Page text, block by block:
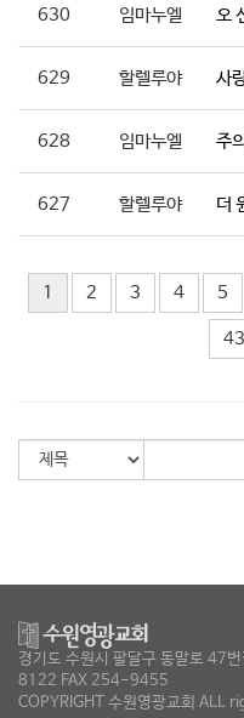
630 임마누엘 오
629 할렐루야 사
628 임마누엘 주
627 할렐루야 더
1 2 3 4 5
43
경기도 수원시 팔달구 동말로 47
8122 FAX 254-9455
COPYRIGHT 수원영광교회